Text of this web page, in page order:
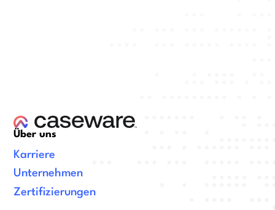
Über uns
Karriere
Unternehmen
Zertifizierungen